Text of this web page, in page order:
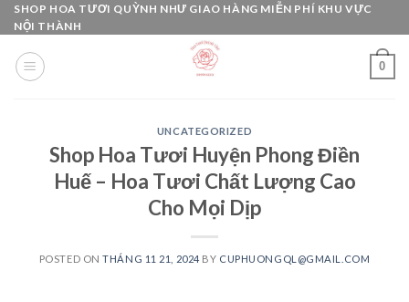
Skip
to
content
SHOP HOA TƯƠI QUỲNH NHƯ GIAO HÀNG MIỄN PHÍ KHU VỰC
NỘI THÀNH
0
UNCATEGORIZED
Shop Hoa Tươi Huyện Phong Điền
Huế – Hoa Tươi Chất Lượng Cao
Cho Mọi Dịp
POSTED ONTHÁNG 11 21, 2024 BY CUPHUONGQL@GMAIL.COM